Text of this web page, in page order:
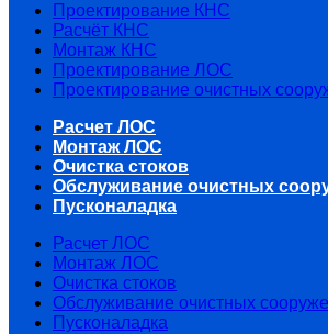
Проектирование КНС
Расчёт КНС
Монтаж КНС
Проектирование ЛОС
Проектирование очистных
Расчет ЛОС
Монтаж ЛОС
Очистка стоков
Обслуживание очистных
Пусконаладка
Расчет ЛОС
Монтаж ЛОС
Очистка стоков
Обслуживание очистных
Пусконаладка